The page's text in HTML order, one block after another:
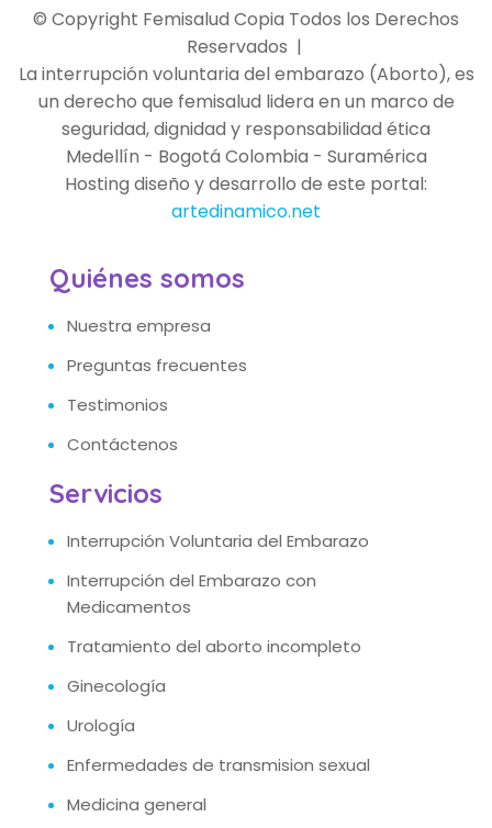
© Copyright Femisalud Copia Todos los Derechos
Reservados |
La interrupción voluntaria del embarazo (Aborto), es
un derecho que femisalud lidera en un marco de
seguridad, dignidad y responsabilidad ética
Medellín - Bogotá Colombia - Suramérica
Hosting diseño y desarrollo de este portal:
artedinamico.net
Quiénes somos
Nuestra empresa
Preguntas frecuentes
Testimonios
Contáctenos
Servicios
Interrupción Voluntaria del Embarazo
Interrupción del Embarazo con
Medicamentos
Tratamiento del aborto incompleto
Ginecología
Urología
Enfermedades de transmision sexual
Medicina general